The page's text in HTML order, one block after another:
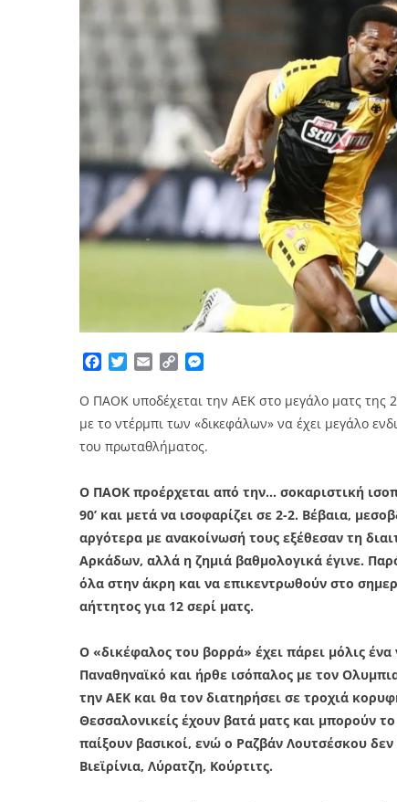
Facebook
TwitterEmailCopy
Ο ΠΑΟΚ υποδέχεται την ΑΕΚ στο μεγάλο ματς της
με το ντέρμπι των «δικεφάλων» να έχει μεγάλο
του πρωταθλήματος.
Ο ΠΑΟΚ προέρχεται από την… σοκαριστική
90’ και μετά να ισοφαρίζει σε 2-2. Βέβαια,
αργότερα με ανακοίνωσή τους εξέθεσαν τη
Αρκάδων, αλλά η ζημιά βαθμολογικά έγινε.
όλα στην άκρη και να επικεντρωθούν στο
αήττητος για 12 σερί ματς.
Ο «δικέφαλος του βορρά» έχει πάρει μόλις
Παναθηναϊκό και ήρθε ισόπαλος με τον
την ΑΕΚ και θα τον διατηρήσει σε τροχιά
Θεσσαλονικείς έχουν βατά ματς και μπορούν
παίξουν βασικοί, ενώ ο Ραζβάν Λουτσέσκου
Βιεϊρίνια, Λύρατζη, Κούρτιτς.